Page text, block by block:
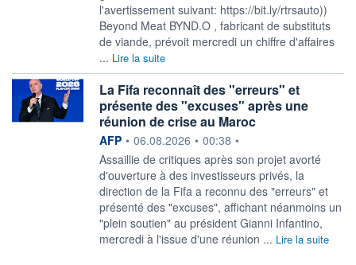
l'avertissement suivant: https://bit.ly/rtrsauto))
Beyond Meat BYND.O , fabricant de substituts
de viande, prévoit mercredi un chiffre d'affaires
... Lire la suite
La Fifa reconnaît des "erreurs" et
présente des "excuses" après une
réunion de crise au Maroc
information fournie par
AFP • 06.08.2026 • 00:38 •
Assaillie de critiques après son projet avorté
d'ouverture à des investisseurs privés, la
direction de la Fifa a reconnu des "erreurs" et
présenté des "excuses", affichant néanmoins un
"plein soutien" au président Gianni Infantino,
mercredi à l'issue d'une réunion ... Lire la suite